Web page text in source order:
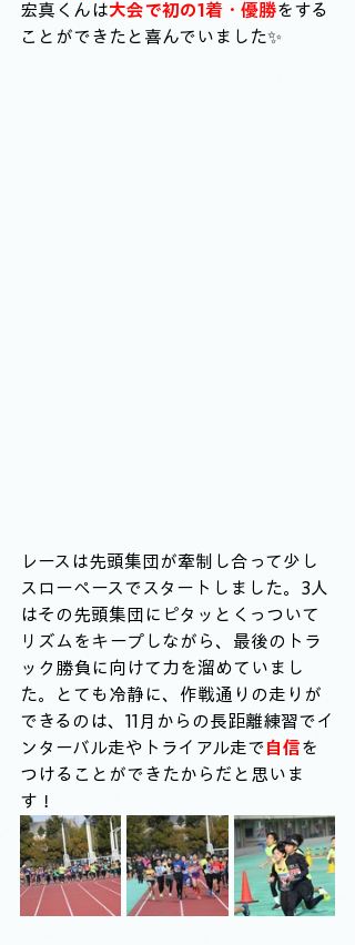
宏真くんは大会で初の1着・優勝をする
ことができたと喜んでいました✨
レースは先頭集団が牽制し合って少し
スローペースでスタートしました。3人
はその先頭集団にピタッとくっついて
リズムをキープしながら、最後のトラ
ック勝負に向けて力を溜めていまし
た。とても冷静に、作戦通りの走りが
できるのは、11月からの長距離練習でイ
ンターバル走やトライアル走で自信を
つけることができたからだと思いま
す！